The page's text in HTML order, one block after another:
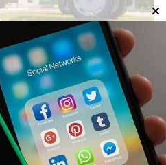
se profundiza:
de su plantilla
derrumbe del
agrícola
de Noticias del Interior